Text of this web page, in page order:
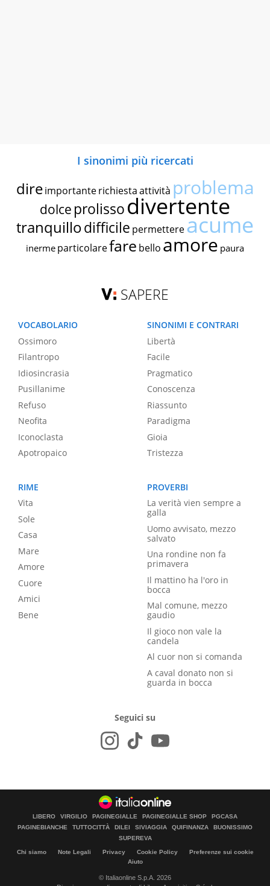
I sinonimi più ricercati
dire importante richiestaattività problema
dolce prolissodivertente
tranquillodifficile permettereacume
inerme particolarefare bello amore paura
SAPERE
VOCABOLARIO
Ossimoro
Filantropo
Idiosincrasia
Pusillanime
Refuso
Neofita
Iconoclasta
Apotropaico
SINONIMI E CONTRARI
Libertà
Facile
Pragmatico
Conoscenza
Riassunto
Paradigma
Gioia
Tristezza
RIME
Vita
Sole
Casa
Mare
Amore
Cuore
Amici
Bene
PROVERBI
La verità vien sempre a
galla
Uomo avvisato, mezzo
salvato
Una rondine non fa
primavera
Il mattino ha l'oro in
bocca
Mal comune, mezzo
gaudio
Il gioco non vale la
candela
Al cuor non si comanda
A caval donato non si
guarda in bocca
Seguici su
LIBERO VIRGILIO PAGINEGIALLE PAGINEGIALLE SHOP
PGCASA
PAGINEBIANCHE
TUTTOCITTÀ DILEI SIVIAGGIA QUIFINANZA
BUONISSIMO
SUPEREVA
Chi siamo Note Legali Privacy Cookie Policy
Preferenze sui cookie
Aiuto
© Italiaonline S.p.A. 2026